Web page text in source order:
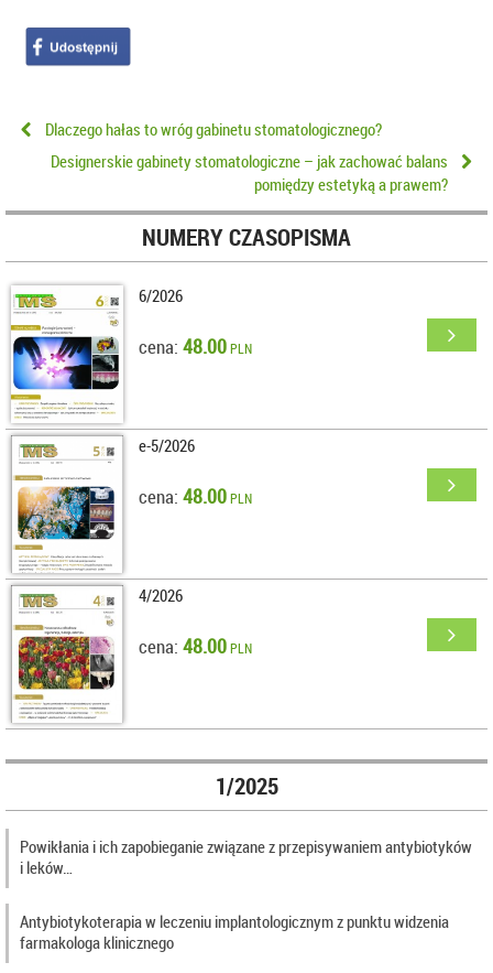
Dlaczego hałas to wróg gabinetu stomatologicznego?
Designerskie gabinety stomatologiczne – jak zachować balans
pomiędzy estetyką a prawem?
NUMERY CZASOPISMA
6/2026
cena: 48.00PLN
e-5/2026
cena: 48.00PLN
4/2026
cena: 48.00PLN
1/2025
Powikłania i ich zapobieganie związane z przepisywaniem antybiotyków
i leków…
Antybiotykoterapia w leczeniu implantologicznym z punktu widzenia
farmakologa klinicznego